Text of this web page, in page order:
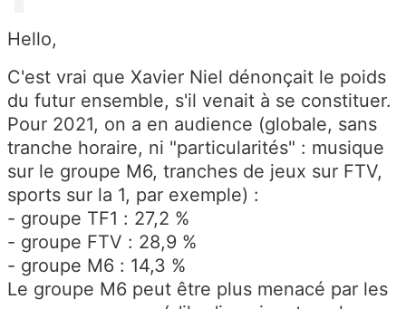
Hello,
C'est vrai que Xavier Niel dénonçait le poids
du futur ensemble, s'il venait à se constituer.
Pour 2021, on a en audience (globale, sans
tranche horaire, ni "particularités" : musique
sur le groupe M6, tranches de jeux sur FTV,
sports sur la 1, par exemple) :
- groupe TF1 : 27,2 %
- groupe FTV : 28,9 %
- groupe M6 : 14,3 %
Le groupe M6 peut être plus menacé par les